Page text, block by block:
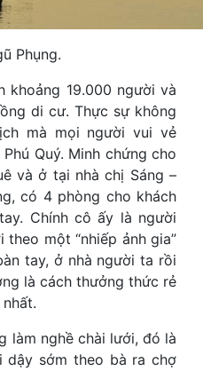
Phụng.
khoảng 19.000 người và
di cư. Thực sự không
mà mọi người vui vẻ
Quý. Minh chứng cho
và ở tại nhà chị Sáng –
có 4 phòng cho khách
Chính cô ấy là người
một “nhiếp ảnh gia”
tay, ở nhà người ta rồi
là cách thưởng thức rẻ
làm nghề chài lưới, đó là
dậy sớm theo bà ra chợ